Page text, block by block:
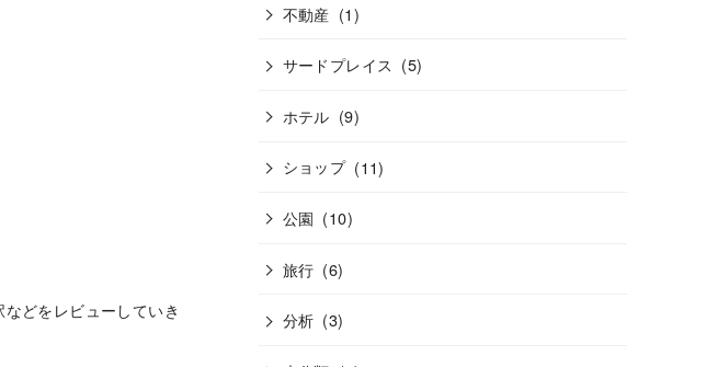
どをレビューしていき
不動産 (1)
サードプレイス (5)
ホテル (9)
ショップ (11)
公園 (10)
旅行 (6)
分析 (3)